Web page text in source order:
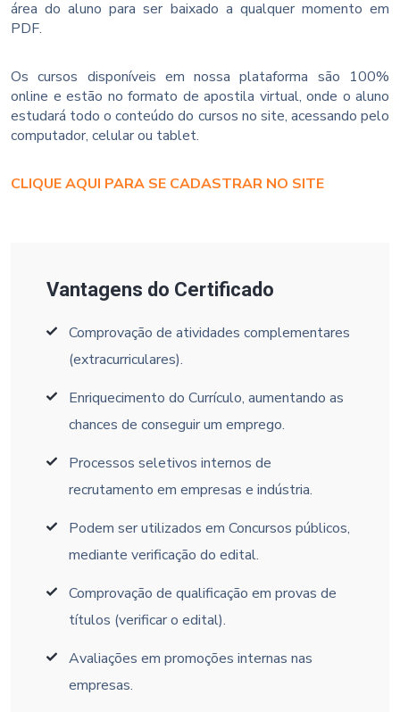
área do aluno para ser baixado a qualquer momento em
PDF.
Os cursos disponíveis em nossa plataforma são 100%
online e estão no formato de apostila virtual, onde o aluno
estudará todo o conteúdo do cursos no site, acessando pelo
computador, celular ou tablet.
CLIQUE AQUI PARA SE CADASTRAR NO SITE
Vantagens do Certificado
Comprovação de atividades complementares
(extracurriculares).
Enriquecimento do Currículo, aumentando as
chances de conseguir um emprego.
Processos seletivos internos de
recrutamento em empresas e indústria.
Podem ser utilizados em Concursos públicos,
mediante verificação do edital.
Comprovação de qualificação em provas de
títulos (verificar o edital).
Avaliações em promoções internas nas
empresas.